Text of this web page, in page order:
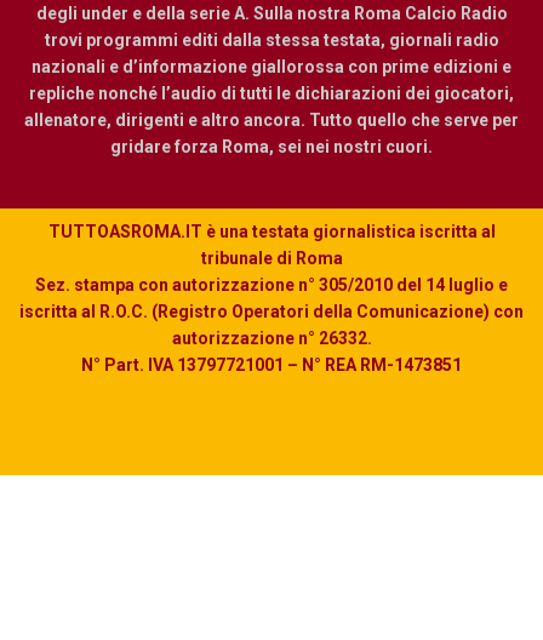
degli under e della serie A. Sulla nostra Roma Calcio Radio
trovi programmi editi dalla stessa testata, giornali radio
nazionali e d’informazione giallorossa con prime edizioni e
repliche nonché l’audio di tutti le dichiarazioni dei giocatori,
allenatore, dirigenti e altro ancora. Tutto quello che serve per
gridare forza Roma, sei nei nostri cuori.
TUTTOASROMA.IT è una testata giornalistica iscritta al
tribunale di Roma
Sez. stampa con autorizzazione n° 305/2010 del 14 luglio e
iscritta al R.O.C. (Registro Operatori della Comunicazione) con
autorizzazione n° 26332.
N° Part. IVA 13797721001 – N° REA RM-1473851